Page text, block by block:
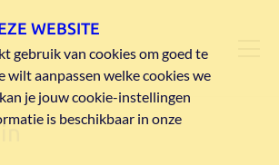
WEBSITE
gebruik van cookies om goed te
wilt aanpassen welke cookies we
je jouw cookie-instellingen
is beschikbaar in onze